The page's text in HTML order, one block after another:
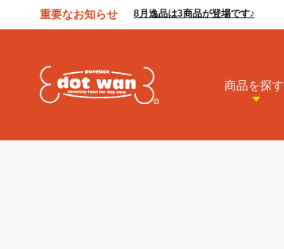
重要なお知らせ 8月逸品は3商品が登場です♪
商品を探す